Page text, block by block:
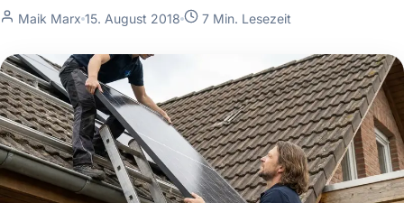
Maik Marx 15. August 2018 7 Min. Lesezeit